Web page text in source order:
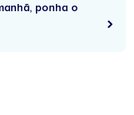
ponha o